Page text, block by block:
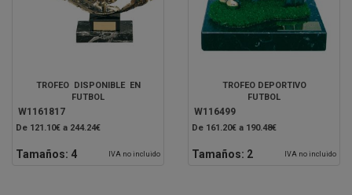
TROFEO DISPONIBLE EN
FUTBOL
W1161817
De 121.10€ a 244.24€
Tamaños: 4 IVA no incluido
TROFEO DEPORTIVO
FUTBOL
W116499
De 161.20€ a 190.48€
Tamaños: 2 IVA no incluido